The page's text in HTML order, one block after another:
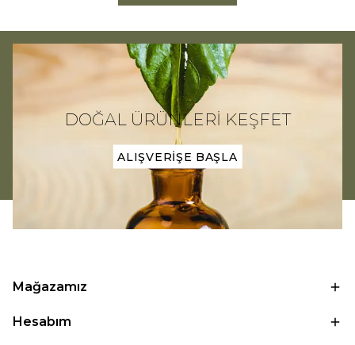
DOĞAL ÜRÜNLERİ KEŞFET
ALIŞVERİŞE BAŞLA
Mağazamız
Hesabım